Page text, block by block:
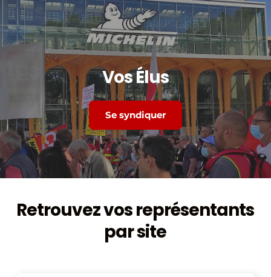
Vos Élus
Se syndiquer
Retrouvez vos représentants
par site